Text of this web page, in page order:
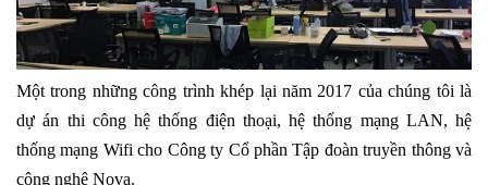
Một trong những công trình khép lại năm 2017 của chúng tôi là
dự án thi công hệ thống điện thoại, hệ thống mạng LAN, hệ
thống mạng Wifi cho Công ty Cổ phần Tập đoàn truyền thông và
công nghệ Nova.